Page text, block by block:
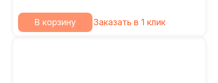
В корзину Заказать в 1 клик